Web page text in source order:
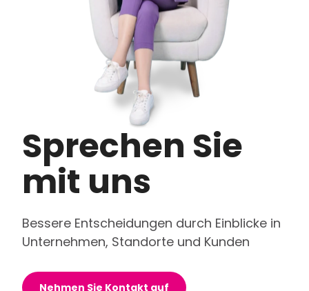
Sprechen Sie
mit uns
Bessere Entscheidungen durch Einblicke in
Unternehmen, Standorte und Kunden
Nehmen Sie Kontakt auf